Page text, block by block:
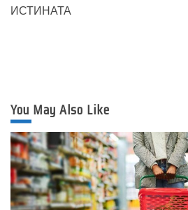
ИСТИНАТА
You May Also Like